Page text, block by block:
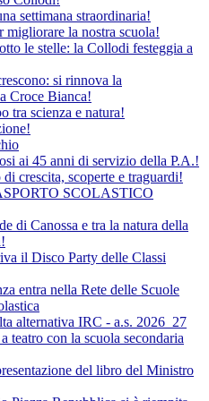
settimana straordinaria!
migliorare la nostra scuola!
le stelle: la Collodi festeggia a
si rinnova la
Croce Bianca!
tra scienza e natura!
ai 45 anni di servizio della P.A.!
crescita, scoperte e traguardi!
SCOLASTICO
di Canossa e tra la natura della
il Disco Party delle Classi
entra nella Rete delle Scuole
alternativa IRC - a.s. 2026_27
teatro con la scuola secondaria
del libro del Ministro